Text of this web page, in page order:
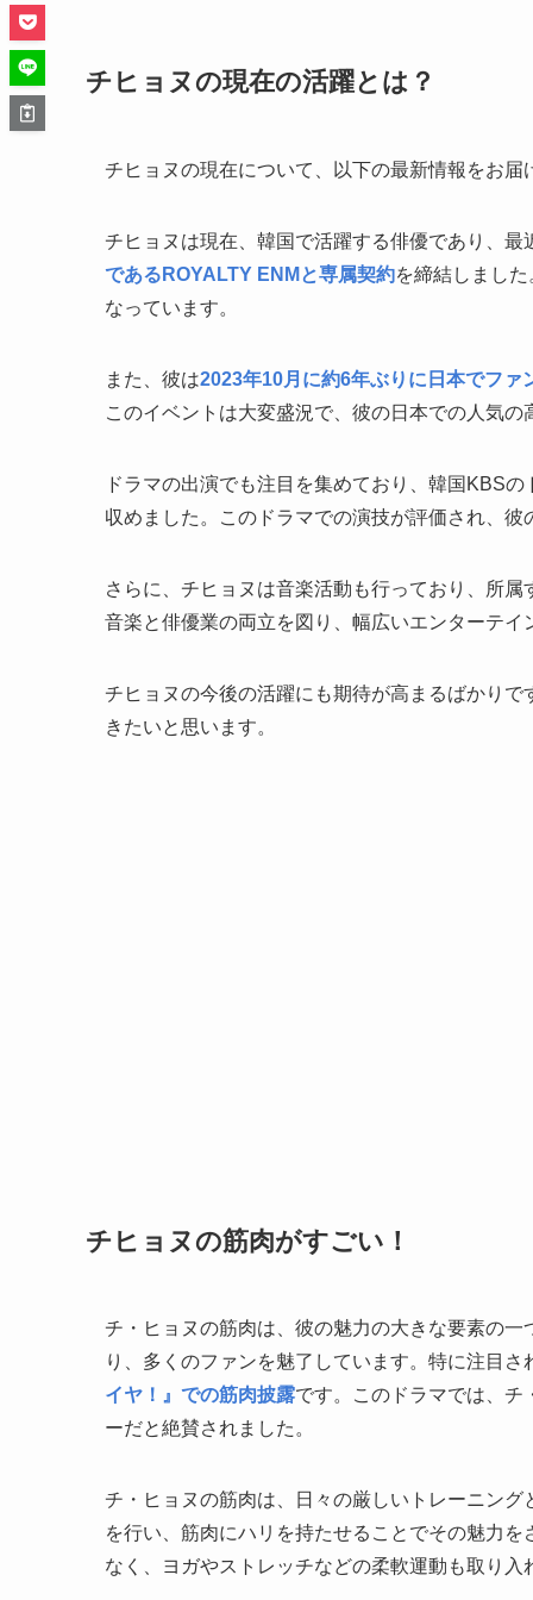
チヒョヌの現在の活躍とは？
チヒョヌの現在について、以下の最新情報をお届
チヒョヌは現在、韓国で活躍する俳優であり、
であるROYALTY ENMと専属契約を締結しまし
なっています。
また、彼は2023年10月に約6年ぶりに日本でファ
このイベントは大変盛況で、彼の日本での人気の
ドラマの出演でも注目を集めており、韓国KBS
収めました。このドラマでの演技が評価され、
さらに、チヒョヌは音楽活動も行っており、所
音楽と俳優業の両立を図り、幅広いエンターテ
チヒョヌの今後の活躍にも期待が高まるばかり
きたいと思います。
チヒョヌの筋肉がすごい！
チ・ヒョヌの筋肉は、彼の魅力の大きな要素の
り、多くのファンを魅了しています。特に注目さ
イヤ！』での筋肉披露です。このドラマでは、チ
ーだと絶賛されました。
チ・ヒョヌの筋肉は、日々の厳しいトレーニン
を行い、筋肉にハリを持たせることでその魅力
なく、ヨガやストレッチなどの柔軟運動も取り